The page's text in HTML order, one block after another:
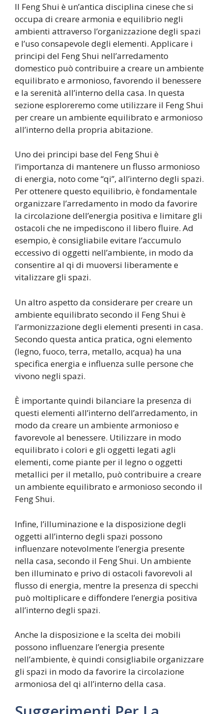
Il Feng Shui è un’antica disciplina cinese che si
occupa di creare armonia e equilibrio negli
ambienti attraverso l’organizzazione degli spazi
e l’uso consapevole degli elementi. Applicare i
principi del Feng Shui nell’arredamento
domestico può contribuire a creare un ambiente
equilibrato e armonioso, favorendo il benessere
e la serenità all’interno della casa. In questa
sezione esploreremo come utilizzare il Feng Shui
per creare un ambiente equilibrato e armonioso
all’interno della propria abitazione.
Uno dei principi base del Feng Shui è
l’importanza di mantenere un flusso armonioso
di energia, noto come “qi”, all’interno degli spazi.
Per ottenere questo equilibrio, è fondamentale
organizzare l’arredamento in modo da favorire
la circolazione dell’energia positiva e limitare gli
ostacoli che ne impediscono il libero fluire. Ad
esempio, è consigliabile evitare l’accumulo
eccessivo di oggetti nell’ambiente, in modo da
consentire al qi di muoversi liberamente e
vitalizzare gli spazi.
Un altro aspetto da considerare per creare un
ambiente equilibrato secondo il Feng Shui è
l’armonizzazione degli elementi presenti in casa.
Secondo questa antica pratica, ogni elemento
(legno, fuoco, terra, metallo, acqua) ha una
specifica energia e influenza sulle persone che
vivono negli spazi.
È importante quindi bilanciare la presenza di
questi elementi all’interno dell’arredamento, in
modo da creare un ambiente armonioso e
favorevole al benessere. Utilizzare in modo
equilibrato i colori e gli oggetti legati agli
elementi, come piante per il legno o oggetti
metallici per il metallo, può contribuire a creare
un ambiente equilibrato e armonioso secondo il
Feng Shui.
Infine, l’illuminazione e la disposizione degli
oggetti all’interno degli spazi possono
influenzare notevolmente l’energia presente
nella casa, secondo il Feng Shui. Un ambiente
ben illuminato e privo di ostacoli favorevoli al
flusso di energia, mentre la presenza di specchi
può moltiplicare e diffondere l’energia positiva
all’interno degli spazi.
Anche la disposizione e la scelta dei mobili
possono influenzare l’energia presente
nell’ambiente, è quindi consigliabile organizzare
gli spazi in modo da favorire la circolazione
armoniosa del qi all’interno della casa.